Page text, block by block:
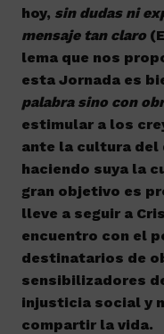
hoy, sin dudas ni
mensaje tan claro
lema que nos
esta Jornada es
palabra sino con
estimular a los
ante la cultura del
haciendo suya la
gran objetivo es
lleve a seguir a
encuentro con el
destinatarios de
sensibilizadores
injusticia social y
compartir la vida.